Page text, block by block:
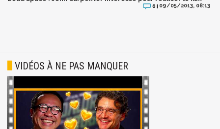
6 | 09/05/2013, 08:13
VIDÉOS À NE PAS MANQUER